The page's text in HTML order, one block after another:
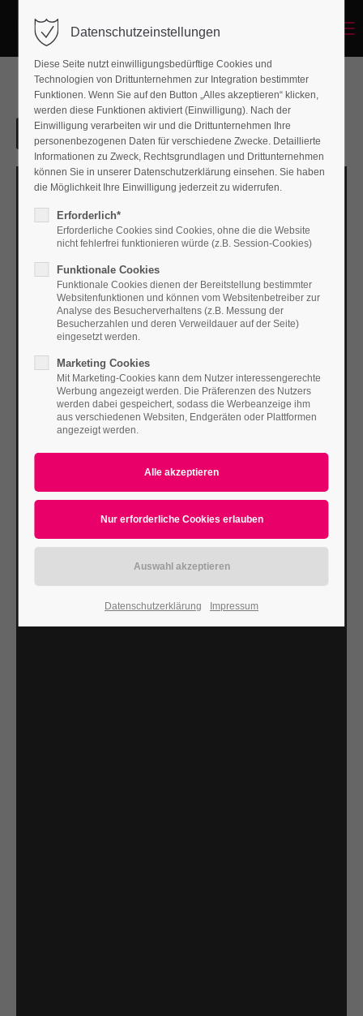
Datenschutzeinstellungen
Diese Seite nutzt einwilligungsbedürftige Cookies und
Technologien von Drittunternehmen zur Integration bestimmter
Funktionen. Wenn Sie auf den Button „Alles akzeptieren“ klicken,
werden diese Funktionen aktiviert (Einwilligung). Nach der
Einwilligung verarbeiten wir und die Drittunternehmen Ihre
personenbezogenen Daten für verschiedene Zwecke. Detaillierte
Informationen zu Zweck, Rechtsgrundlagen und Drittunternehmen
können Sie in unserer Datenschutzerklärung einsehen. Sie haben
die Möglichkeit Ihre Einwilligung jederzeit zu widerrufen.
Erforderlich*
Erforderliche Cookies sind Cookies, ohne die die Website
nicht fehlerfrei funktionieren würde (z.B. Session-Cookies)
Funktionale Cookies
Funktionale Cookies dienen der Bereitstellung bestimmter
Websitenfunktionen und können vom Websitenbetreiber zur
Analyse des Besucherverhaltens (z.B. Messung der
Besucherzahlen und deren Verweildauer auf der Seite)
eingesetzt werden.
Marketing Cookies
Mit Marketing-Cookies kann dem Nutzer interessengerechte
Werbung angezeigt werden. Die Präferenzen des Nutzers
werden dabei gespeichert, sodass die Werbeanzeige ihm
aus verschiedenen Websiten, Endgeräten oder Plattformen
angezeigt werden.
Datenschutzerklärung Impressum